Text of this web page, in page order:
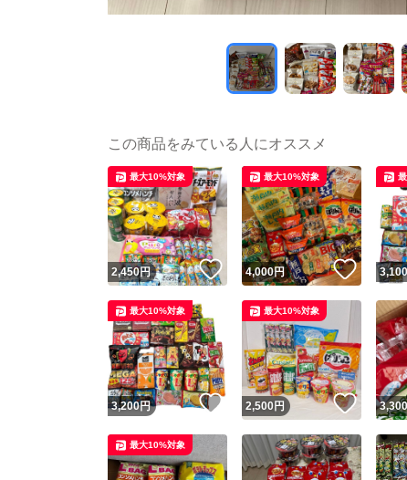
この商品をみている人にオススメ
2,450円 いいね！
最大10%対象
4,000円 いいね
最大10%対象
3,100
3,200円 いいね！
最大10%対象
2,500円 いいね
最大10%対象
3,300
最大10%対象